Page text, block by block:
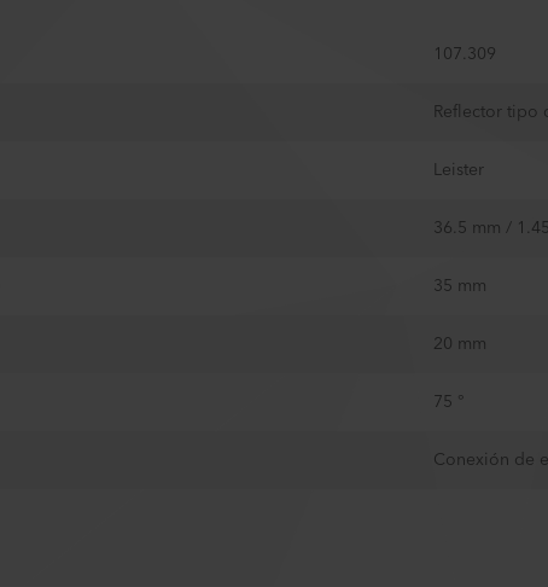
107.309
Reflector tipo
Leister
36.5 mm /
35 mm
20 mm
75 °
Conexión de